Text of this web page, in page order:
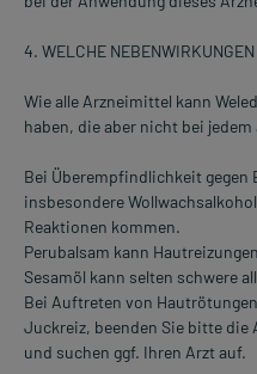
4. WELCHE
Wie alle Arzneimittel kann
haben, die aber nicht bei
Bei Überempfindlichkeit gegen
insbesondere
Reaktionen kommen.
Perubalsam kann
Sesamöl kann selten schwere
Bei Auftreten von
Juckreiz, beenden Sie bitte die
und suchen ggf. Ihren Arzt auf.